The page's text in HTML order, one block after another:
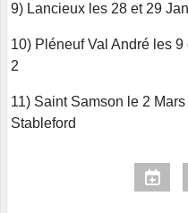
9) Lancieux les 28 et 29
10) Pléneuf Val André les
2
11) Saint Samson le 2
Stableford